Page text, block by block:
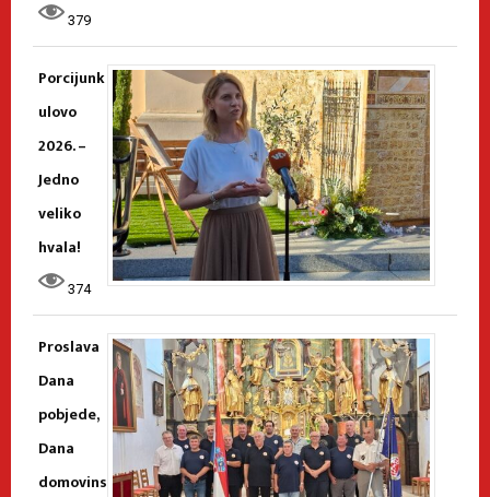
379
Porcijunk
ulovo
2026. –
Jedno
veliko
hvala!
374
Proslava
Dana
pobjede,
Dana
domovins